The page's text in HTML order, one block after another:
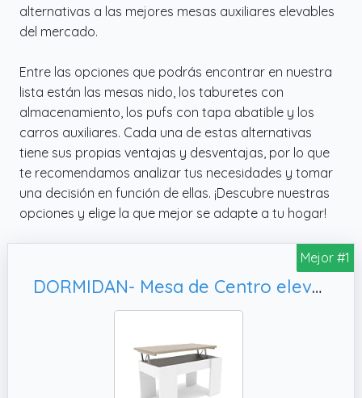
alternativas a las mejores mesas auxiliares elevables
del mercado.
Entre las opciones que podrás encontrar en nuestra
lista están las mesas nido, los taburetes con
almacenamiento, los pufs con tapa abatible y los
carros auxiliares. Cada una de estas alternativas
tiene sus propias ventajas y desventajas, por lo que
te recomendamos analizar tus necesidades y tomar
una decisión en función de ellas. ¡Descubre nuestras
opciones y elige la que mejor se adapte a tu hogar!
Mejor #1
DORMIDAN- Mesa de Centro elevable, Mayor Grosor y Estabilidad (Blanco Tapa Roble)